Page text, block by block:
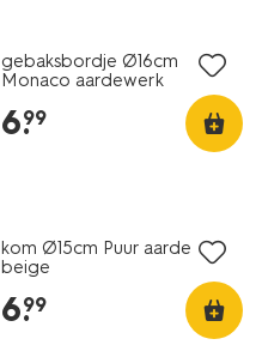
gebaksbordje Ø16cm
Monaco aardewerk
6.
99
kom Ø15cm Puur aardewerk
beige
6.
99